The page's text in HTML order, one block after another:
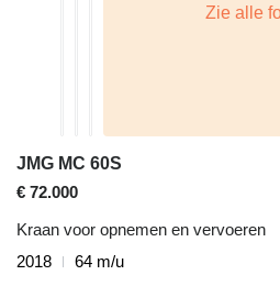
JMG MC 60S
€ 72.000
Kraan voor opnemen en vervoeren
2018
64 m/u